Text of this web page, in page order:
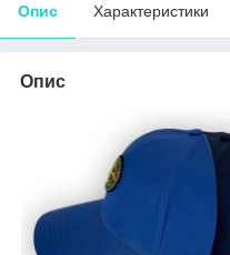
Опис Характеристики
Опис